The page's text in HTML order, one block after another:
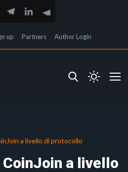
up Partners Author Login
a livello di protocollo
CoinJoin a livello